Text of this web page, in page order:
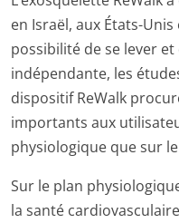
en Israël, aux États-
possibilité de se lever
indépendante, les
dispositif ReWalk
importants aux
physiologique que sur
Sur le plan
la santé